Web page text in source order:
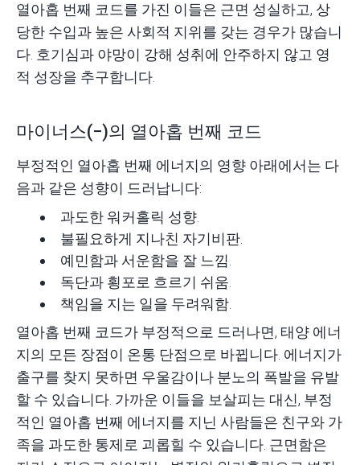
열아홉 번째 코드를 가진 이들은 근면 성실하고, 상
당한 수입과 높은 사회적 지위를 갖는 경우가 많습니
다. 호기심과 야망이 강해 성취에 안주하지 않고 영
적 성장을 추구합니다.
마이너스(−)의 열아홉 번째 코드
부정적인 열아홉 번째 에너지의 영향 아래에서는 다
음과 같은 성향이 드러납니다:
과도한 워커홀릭 성향.
불필요하게 지나친 자기비판.
예민함과 서운함을 잘 느낌.
독단과 횡포로 흐르기 쉬움.
책임을 지는 일을 두려워함.
열아홉 번째 코드가 부정적으로 드러나면, 태양 에너
지의 모든 장점이 온통 단점으로 바뀝니다. 에너지가
출구를 찾지 못하면 우울감이나 분노의 폭발을 유발
할 수 있습니다. 가까운 이들을 보살피는 대신, 부정
적인 열아홉 번째 에너지를 지닌 사람들은 친구와 가
족을 과도한 통제로 괴롭힐 수 있습니다. 근면함은